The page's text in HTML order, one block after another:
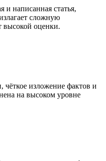
и написанная статья,
сложную
оценки.
чёткое изложение фактов и
на высоком уровне